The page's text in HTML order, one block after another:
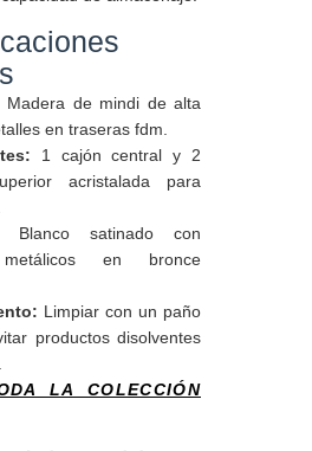
Madera de mindi de alta
en traseras fdm.
1 cajón central y 2
acristalada para
Blanco satinado con
en bronce
Limpiar con un paño
productos disolventes
LA COLECCIÓN